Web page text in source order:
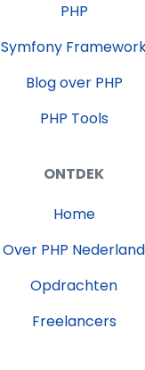
PHP
Symfony
Blog over PHP
PHP Tools
ONTDEK
Home
Over PHP Nederland
Opdrachten
Freelancers